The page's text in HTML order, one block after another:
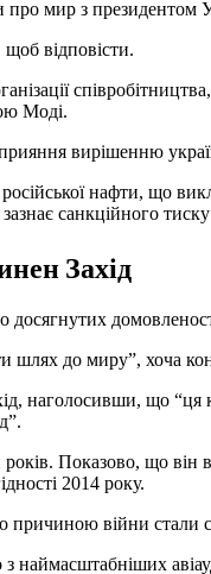
мир з
відповісти.
Моді.
вирішенню
нафти, що
санкційного тиску
Захід
досягнутих
шлях до миру”, хоча
наголосивши, що “ця
Показово, що він
2014 року.
причиною війни
наймасштабніших